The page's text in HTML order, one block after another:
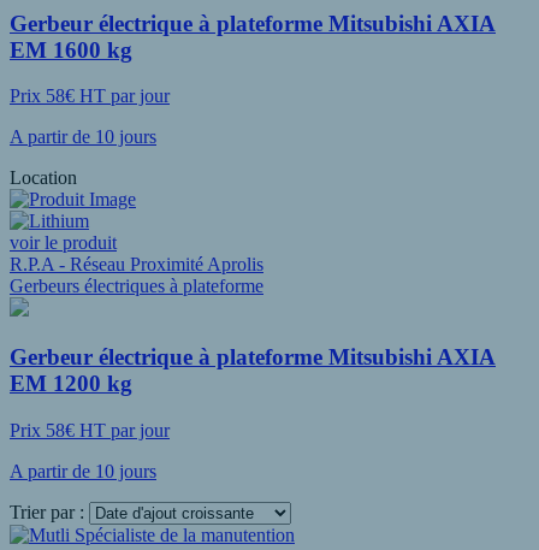
Gerbeur électrique à plateforme Mitsubishi AXIA
EM 1600 kg
Prix 58€ HT par jour
A partir de 10 jours
Location
voir le produit
R.P.A - Réseau Proximité Aprolis
Gerbeurs électriques à plateforme
Gerbeur électrique à plateforme Mitsubishi AXIA
EM 1200 kg
Prix 58€ HT par jour
A partir de 10 jours
Trier par :